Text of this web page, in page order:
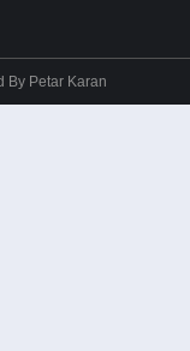
By Petar Karan